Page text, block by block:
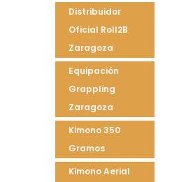
Distribuidor
Oficial Roll2B
Zaragoza
Equipación
Grappling
Zaragoza
Kimono 350
Gramos
Kimono Aerial